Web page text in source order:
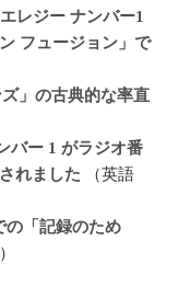
レジー ナンバー1
フュージョン」で
」の古典的な率直
バー 1 がラジオ番
れました （英語
の「記録のため